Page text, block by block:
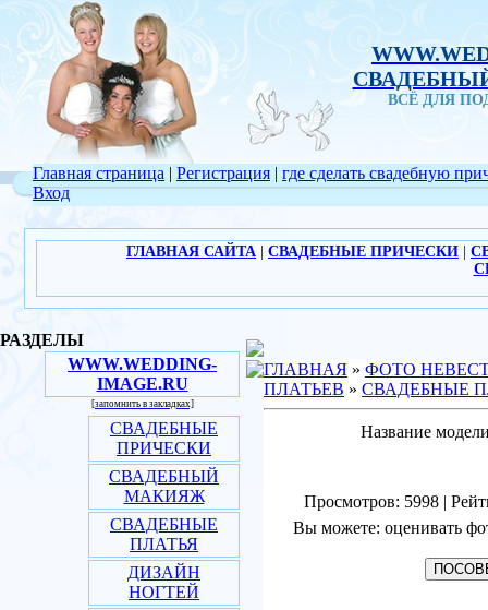
ВСЁ ДЛЯ
Главная страница | Регистрация |
Вход
где сделать свадебную
ГЛАВНАЯ САЙТА СВАДЕБНЫЕ ПРИЧЕСКИ
РАЗДЕЛЫ
WWW.WEDDING-
IMAGE.RU
[запомнить в закладках]
СВАДЕБНЫЕ
ПРИЧЕСКИ
СВАДЕБНЫЙ
МАКИЯЖ
СВАДЕБНЫЕ
ПЛАТЬЯ
ДИЗАЙН
НОГТЕЙ
ГЛАВНАЯ » ФОТО
ПЛАТЬЕВ » СВАДЕБНЫЕ
Название
Просмотров: 5998 |
Вы можете: оценивать